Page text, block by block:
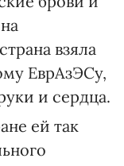
взяла
ЕврАзЭСу,
и сердца.
ей так